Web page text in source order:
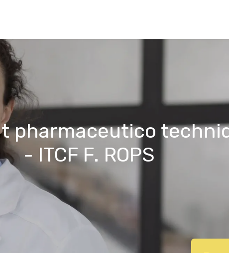
pharmaceutico
- ITCF F. ROPS